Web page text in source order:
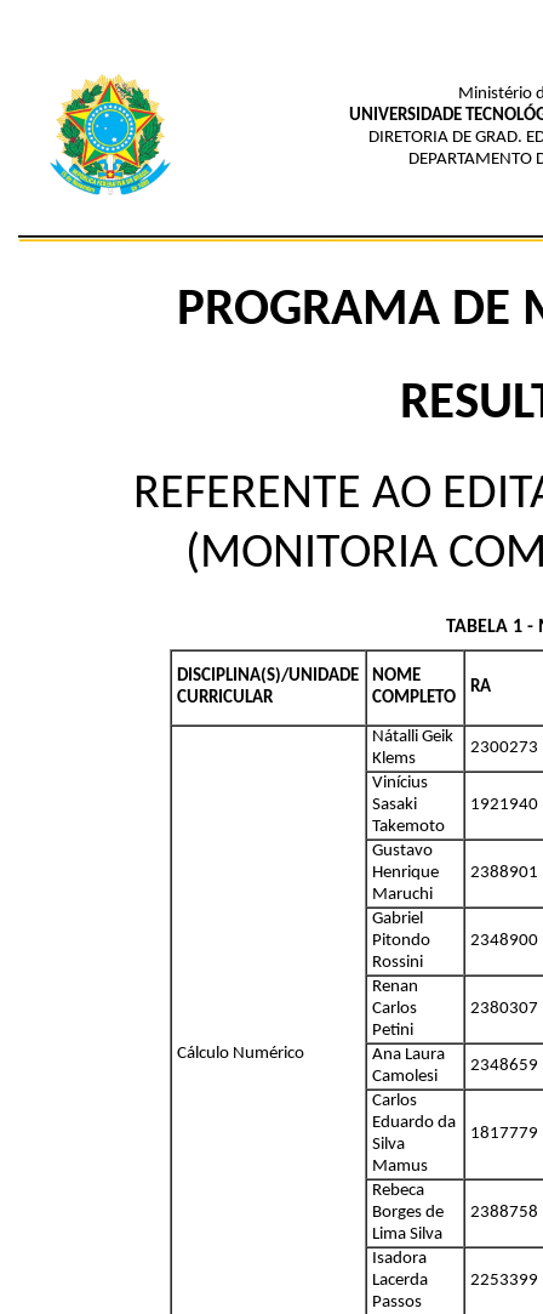
Ministério
UNIVERSIDADE
DIRETORIA DE GRAD.
DEPARTAMENTO
PROGRAMA DE
REFERENTE AO
(MONITORIA
TABELA 1 -
DISCIPLINA(S)/UNIDADE
CURRICULAR
NOME
COMPLETO
RA
Cálculo Numérico
Nátalli Geik
Klems
2300273
Vinícius
Sasaki
Takemoto
1921940
Gustavo
Henrique
Maruchi
2388901
Gabriel
Pitondo
Rossini
2348900
Renan
Carlos
Petini
2380307
Ana Laura
Camolesi
2348659
Carlos
Eduardo da
Silva
Mamus
1817779
Rebeca
Borges de
Lima Silva
2388758
Isadora
Lacerda
Passos
2253399